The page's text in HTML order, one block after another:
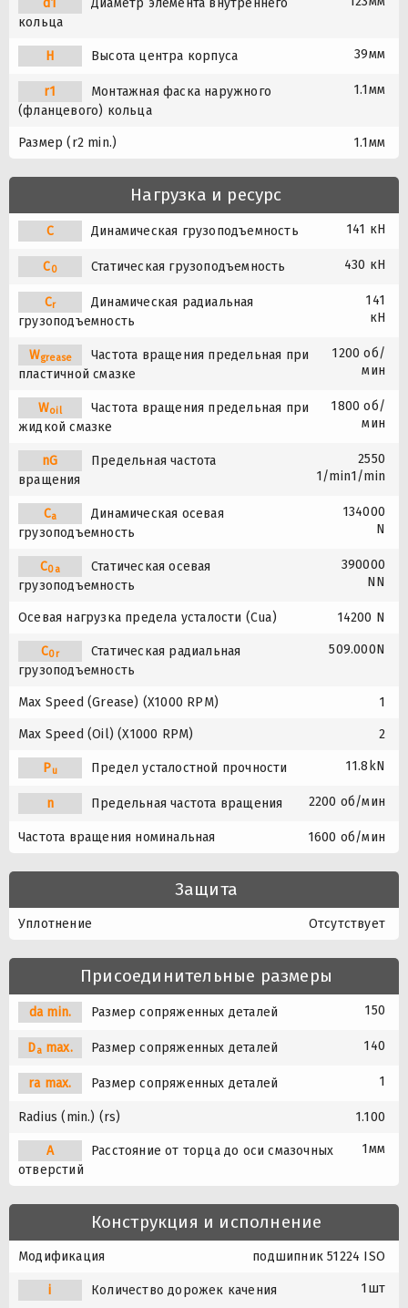
кольца
H Высота центра корпуса 39мм
r1
Монтажная фаска наружного
(фланцевого) кольца
1.1мм
Размер (r2 min.) 1.1мм
Нагрузка и ресурс
C Динамическая грузоподъемность 141 кН
C0 Статическая грузоподъемность 430 кН
Cr
Динамическая радиальная
грузоподъемность
141
кН
Wgrease
Частота вращения предельная при
пластичной смазке
1200 об/
мин
Woil
Частота вращения предельная при
жидкой смазке
1800 об/
мин
nG
Предельная частота
вращения
2550
1/min1/min
Ca
Динамическая осевая
грузоподъемность
134000
N
C0a
Статическая осевая
грузоподъемность
390000
NN
Осевая нагрузка предела усталости (Cua) 14200 N
C0r
Статическая радиальная
грузоподъемность
509.000N
Max Speed (Grease) (X1000 RPM) 1
Max Speed (Oil) (X1000 RPM) 2
Pu Предел усталостной прочности 11.8kN
n Предельная частота вращения 2200 об/мин
Частота вращения номинальная 1600 об/мин
Защита
Уплотнение Отсутствует
Присоединительные размеры
da min. Размер сопряженных деталей 150
Damax. Размер сопряженных деталей 140
ra max. Размер сопряженных деталей 1
Radius (min.) (rs) 1.100
A
Расстояние от торца до оси смазочных
отверстий
1мм
Конструкция и исполнение
Модификация подшипник 51224 ISO
i Количество дорожек качения 1шт